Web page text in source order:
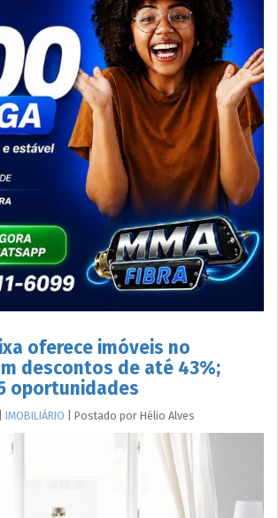
oferece imóveis no
descontos de até 43%;
oportunidades
IMOBILIÁRIO Postado por Hélio Alves